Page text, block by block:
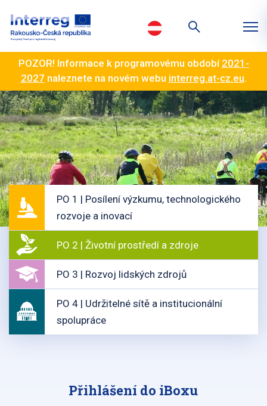
POZOR! Informace k programovému období 2021-
2027 naleznete na novém webu interreg.at-cz.eu.
PO 1 | Posílení výzkumu, technologického
rozvoje a inovací
PO 2 | Životní prostředí a zdroje
PO 3 | Rozvoj lidských zdrojů
PO 4 | Udržitelné sítě a institucionální
spolupráce
Přihlášení do iBoxu